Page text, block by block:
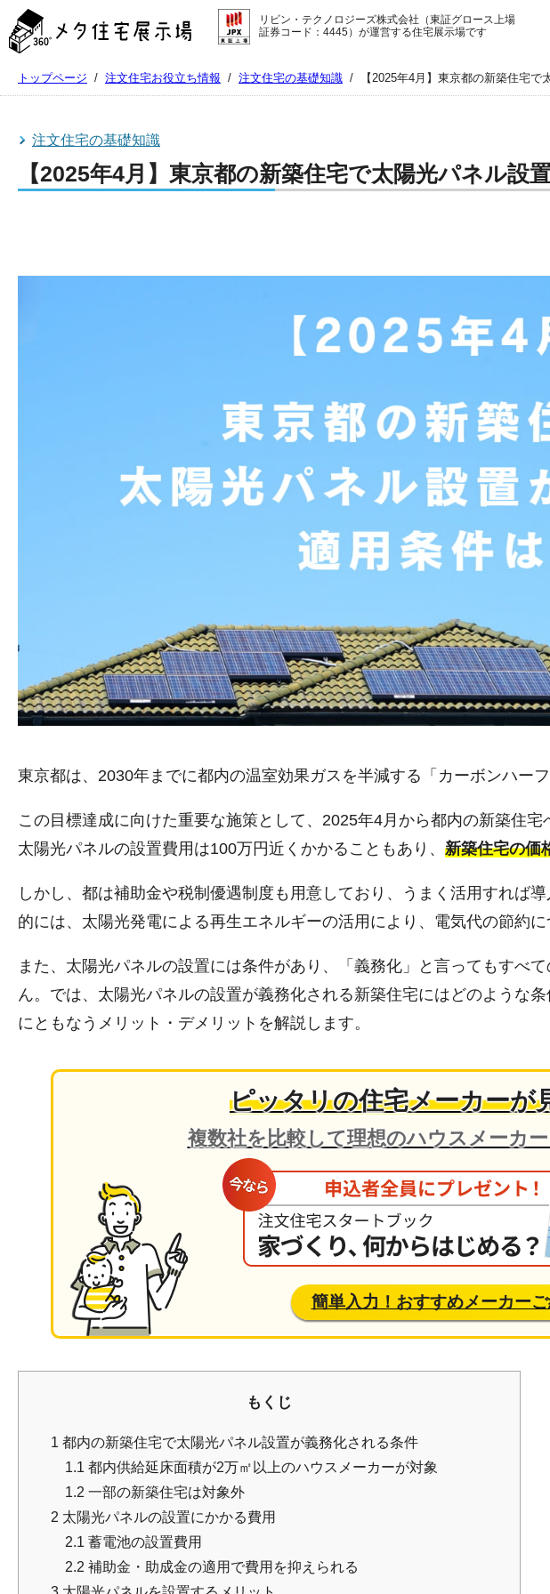
タ
住
示
リビン・テクノロジーズ株式会社（東証グロース上場
証券コード：4445）が運営する住宅展示場です
トップページ / 注文住宅お役立ち情報 / 注文住宅の基礎知識 / 【2025年4月】東京都の新築住宅
注文住宅の基礎知識
【2025年4月】東京都の新築住宅で太陽光パネル設
東京都は、2030年までに都内の温室効果ガスを半減する「カーボンハー
この目標達成に向けた重要な施策として、2025年4月から都内の新築住宅
太陽光パネルの設置費用は100万円近くかかることもあり、 新築住宅の価
しかし、都は補助金や税制優遇制度も用意しており、うまく活用すれば
的には、太陽光発電による再生エネルギーの活用により、電気代の節約に
また、太陽光パネルの設置には条件があり、「義務化」と言ってもすべ
ん。では、太陽光パネルの設置が義務化される新築住宅にはどのような
にともなうメリット・デメリットを解説します。
ピッタリの住宅メーカーが
複数社を比較して理想のハウスメーカ
簡単入力！おすすめメーカー
もくじ
1 都内の新築住宅で太陽光パネル設置が義務化される条件
1.1 都内供給延床面積が2万㎡以上のハウスメーカーが対象
1.2 一部の新築住宅は対象外
2 太陽光パネルの設置にかかる費用
2.1 蓄電池の設置費用
2.2 補助金・助成金の適用で費用を抑えられる